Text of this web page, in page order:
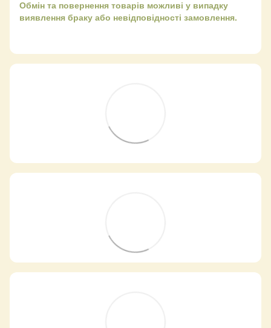
Обмін та повернення товарів можливі у випадку
виявлення браку або невідповідності замовлення.